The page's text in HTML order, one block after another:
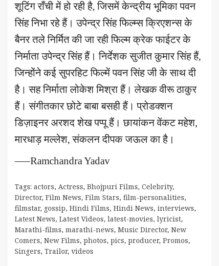
शूटिंग राँची में हो रही है, जिसमें केन्द्रीय भूमिका पवन
सिंह निभा रहे हैं। उपेन्द्र सिंह फिल्म्स क्रिएशन्स के
बैनर तले निर्मित की जा रही फिल्म क्रेक फाईटर के
निर्माता उपेन्द्र सिंह हैं। निर्देशक सुजीत कुमार सिंह हैं,
जिन्होंने कई सुपरहिट फिल्में पवन सिंह जी के साथ दी
है। सह निर्माता लोकेश मिश्रा हैं। लेखक वीरू ठाकुर
हैं। संगीतकार छोटे बाबा बसही हैं। प्रोडक्शन
डिज़ाइनर अरशद शेख पप्पू हैं। छायांकन वेंकट महेश,
मारधाड़ मल्लेश, संकलन दीपक जऊल का है।
—–Ramchandra Yadav
Tags: actors, Actress, Bhojpuri Films, Celebrity,
Director, Film News, Film Stars, film-personalities,
filmstar, gossip, Hindi Films, Hindi News, interviews,
Latest News, Latest Videos, latest-movies, lyricist,
Marathi-films, marathi-news, Music Director, New
Comers, New Films, photos, pics, producer, Promos,
Singers, Trailor, videos